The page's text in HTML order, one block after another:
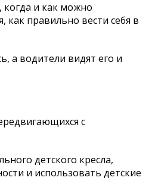
когда и как можно
правильно вести себя в
а водители видят его и
с
детского кресла,
и использовать детские